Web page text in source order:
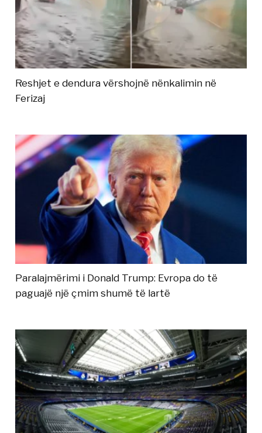
Reshjet e dendura vërshojnë nënkalimin në
Ferizaj
Paralajmërimi i Donald Trump: Evropa do të
paguajë një çmim shumë të lartë